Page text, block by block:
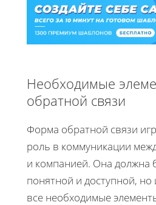
Необходимые
обратной связи
Форма обратной связи
роль в коммуникации
и компанией. Она должна
понятной и доступной,
все необходимые